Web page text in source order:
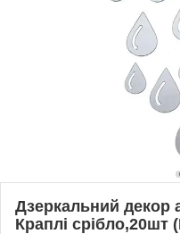
Дзеркальний декор
Краплі срібло,20шт